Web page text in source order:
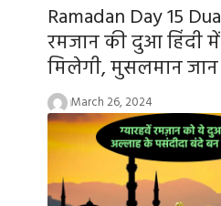
Ramadan Day 15
रमजान की दुआ हिंदी
मिलेगी, मुसलमान
March 26, 2024